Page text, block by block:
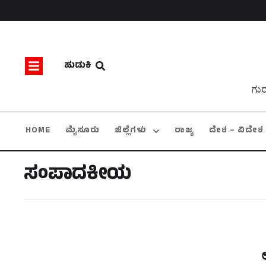
ಹುಡುಕಿ
HOME ಮೈಸೂರು ಜಿಲ್ಲೆಗಳು ರಾಜ್ಯ ದೇಶ – ವಿದೇಶ
ಸಂಪಾದಕೀಯ